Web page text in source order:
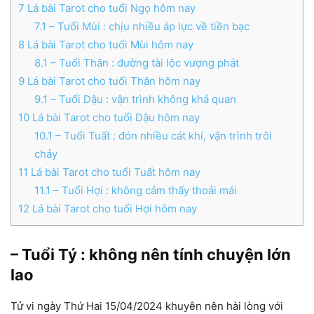
7 Lá bài Tarot cho tuổi Ngọ hôm nay
7.1 – Tuổi Mùi : chịu nhiều áp lực về tiền bạc
8 Lá bài Tarot cho tuổi Mùi hôm nay
8.1 – Tuổi Thân : đường tài lộc vượng phát
9 Lá bài Tarot cho tuổi Thân hôm nay
9.1 – Tuổi Dậu : vận trình không khả quan
10 Lá bài Tarot cho tuổi Dậu hôm nay
10.1 – Tuổi Tuất : đón nhiều cát khí, vận trình trôi
chảy
11 Lá bài Tarot cho tuổi Tuất hôm nay
11.1 – Tuổi Hợi : không cảm thấy thoải mái
12 Lá bài Tarot cho tuổi Hợi hôm nay
– Tuổi Tý : không nên tính chuyện lớn
lao
Tử vi ngày Thứ Hai 15/04/2024 khuyên nên hài lòng với